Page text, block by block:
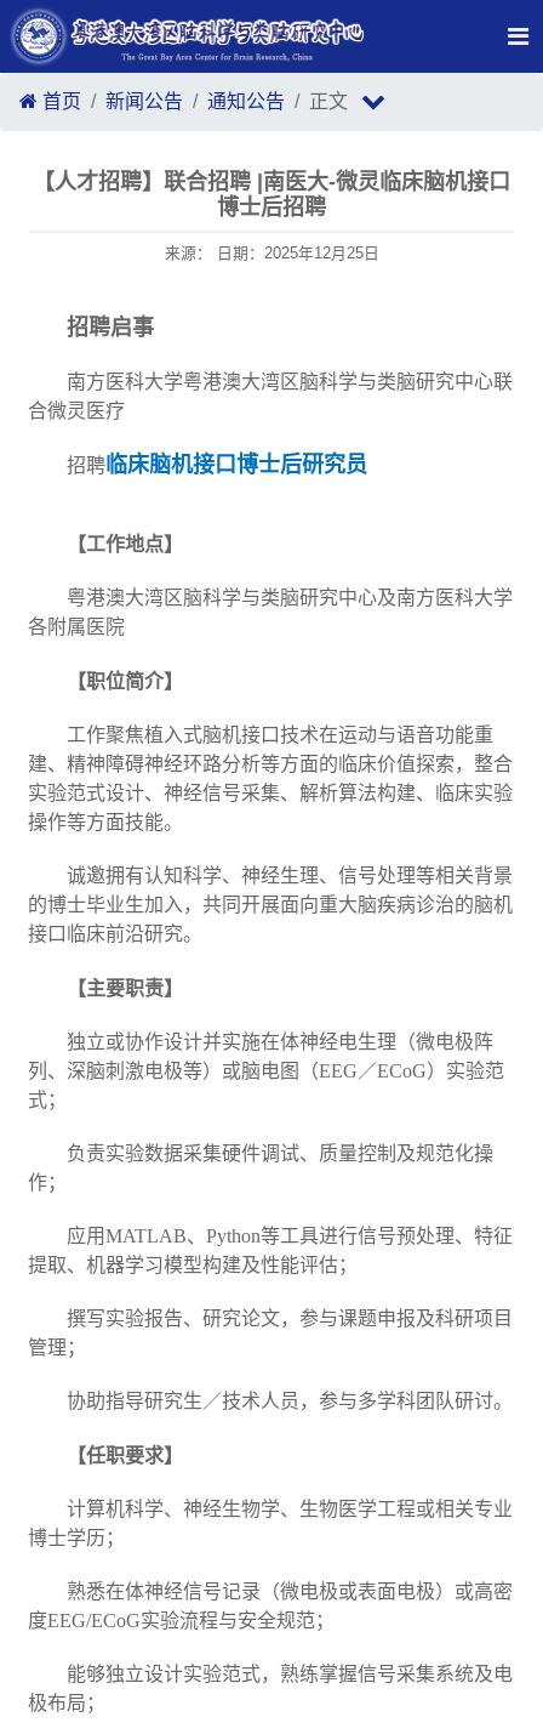
首页 新闻公告 通知公告 正文
【人才招聘】联合招聘 |南医大-微灵临床脑机接口
博士后招聘
来源： 日期：2025年12月25日
招聘启事
南方医科大学粤港澳大湾区脑科学与类脑研究中心联
合微灵医疗
招聘临床脑机接口博士后研究员
【工作地点】
粤港澳大湾区脑科学与类脑研究中心及南方医科大学
各附属医院
【职位简介】
工作聚焦植入式脑机接口技术在运动与语音功能重
建、精神障碍神经环路分析等方面的临床价值探索，整合
实验范式设计、神经信号采集、解析算法构建、临床实验
操作等方面技能。
诚邀拥有认知科学、神经生理、信号处理等相关背景
的博士毕业生加入，共同开展面向重大脑疾病诊治的脑机
接口临床前沿研究。
【主要职责】
独立或协作设计并实施在体神经电生理（微电极阵
列、深脑刺激电极等）或脑电图（EEG ／ECoG）实验范
式；
负责实验数据采集硬件调试、质量控制及规范化操
作；
应用MATLAB、 Python等工具进行信号预处理、特征
提取、机器学习模型构建及性能评估；
撰写实验报告、研究论文，参与课题申报及科研项目
管理；
协助指导研究生／技术人员，参与多学科团队研讨。
【任职要求】
计算机科学、神经生物学、生物医学工程或相关专业
博士学历；
熟悉在体神经信号记录（微电极或表面电极）或高密
度EEG/ECoG实验流程与安全规范；
能够独立设计实验范式，熟练掌握信号采集系统及电
极布局；